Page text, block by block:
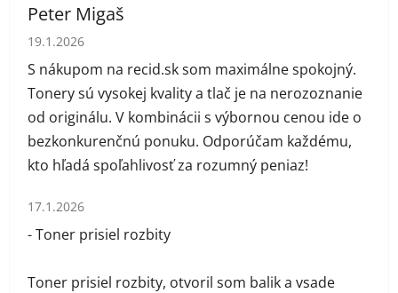
Peter Migaš
Hodnotenie obchodu je 5 z 5 hviezdičiek.
19.1.2026
S nákupom na recid.sk som maximálne spokojný.
Tonery sú vysokej kvality a tlač je na nerozoznanie
od originálu. V kombinácii s výbornou cenou ide o
bezkonkurenčnú ponuku. Odporúčam každému,
kto hľadá spoľahlivosť za rozumný peniaz!
Hodnotenie obchodu je 1 z 5 hviezdičiek.
17.1.2026
- Toner prisiel rozbity
Toner prisiel rozbity, otvoril som balik a vsade